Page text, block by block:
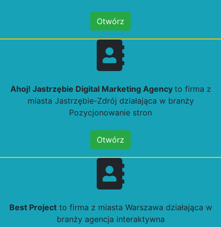
Otwórz
Ahoj! Jastrzębie Digital Marketing Agency to firma z
miasta Jastrzębie-Zdrój działająca w branży
Pozycjonowanie stron
Otwórz
Best Projectto firma z miasta Warszawa działająca w
branży agencja interaktywna